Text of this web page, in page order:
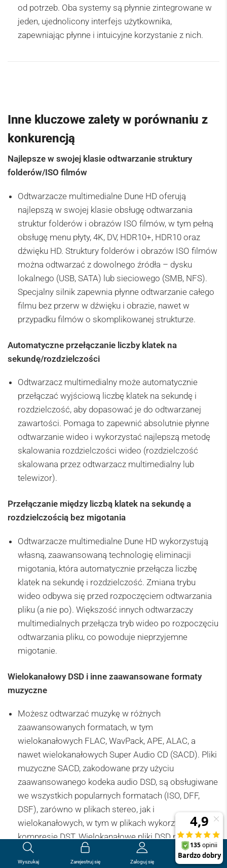
od potrzeb. Oba systemy są płynnie zintegrowane w
jeden, ujednolicony interfejs użytkownika,
zapewniając płynne i intuicyjne korzystanie z nich.
Inne kluczowe zalety w porównaniu z
konkurencją
Najlepsze w swojej klasie odtwarzanie struktury
folderów/ISO filmów
Odtwarzacze multimedialne Dune HD oferują
najlepszą w swojej klasie obsługę odtwarzania
struktur folderów i obrazów ISO filmów, w tym pełną
obsługę menu płyty, 4K, DV, HDR10+, HDR10 oraz
dźwięku HD. Struktury folderów i obrazów ISO filmów
można odtwarzać z dowolnego źródła – dysku
lokalnego (USB, SATA) lub sieciowego (SMB, NFS).
Specjalny silnik zapewnia płynne odtwarzanie całego
filmu bez przerw w dźwięku i obrazie, nawet w
przypadku filmów o skomplikowanej strukturze.
Automatyczne przełączanie liczby klatek na
sekundę/rozdzielczości
Odtwarzacz multimedialny może automatycznie
przełączać wyjściową liczbę klatek na sekundę i
rozdzielczość, aby dopasować je do odtwarzanej
zawartości. Pomaga to zapewnić absolutnie płynne
odtwarzanie wideo i wykorzystać najlepszą metodę
skalowania rozdzielczości wideo (rozdzielczość
skalowana przez odtwarzacz multimedialny lub
telewizor).
Przełączanie między liczbą klatek na sekundę a
rozdzielczością bez migotania
Odtwarzacze multimedialne Dune HD wykorzystują
własną, zaawansowaną technologię eliminacji
migotania, która automatycznie przełącza liczbę
klatek na sekundę i rozdzielczość. Zmiana trybu
wideo odbywa się przed rozpoczęciem odtwarzania
pliku (a nie po). Większość innych odtwarzaczy
multimedialnych przełącza tryb wideo po rozpoczęciu
odtwarzania pliku, co powoduje nieprzyjemne
migotanie.
Wielokanałowy DSD i inne zaawansowane formaty
muzyczne
Możesz odtwarzać muzykę w różnych
zaawansowanych formatach, w tym
wielokanałowych FLAC, WavPack, APE, ALAC, a
nawet wielokanałowych Super Audio CD (SACD). Pliki
muzyczne SACD, zakodowane przy użyciu
zaawansowanego kodeka audio DSD, są obsługiwane
we wszystkich popularnych formatach (ISO, DFF,
DSF), zarówno w plikach stereo, jak i
wielokanałowych, w tym w plikach wykorzystujących
kompresję DST. Wielokanałowe pliki DSD można
przesyłać przez HDMI jako wielokanałowe PCM. Pliki
stereo DSD można przesyłać przez HDMI i S/PDIF
Wyszukaj Zarejestruj się Zaloguj się 0.00zł
0